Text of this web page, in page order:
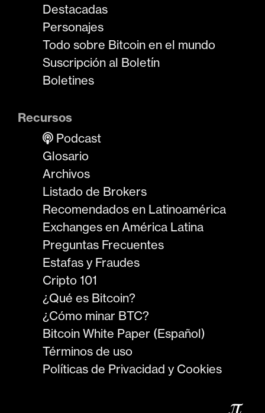
Destacadas
Personajes
Todo sobre Bitcoin en el mundo
Suscripción al Boletín
Boletines
Recursos
Podcast
Glosario
Archivos
Listado de Brokers
Recomendados en Latinoamérica
Exchanges en América Latina
Preguntas Frecuentes
Estafas y Fraudes
Cripto 101
¿Qué es Bitcoin?
¿Cómo minar BTC?
Bitcoin White Paper (Español)
Términos de uso
Políticas de Privacidad y Cookies
𝜋